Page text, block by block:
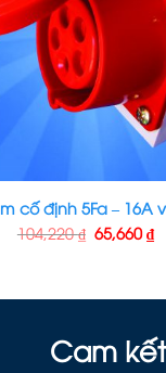
cố định 5Fa – 16A
104,220₫ 65,660₫
Cam